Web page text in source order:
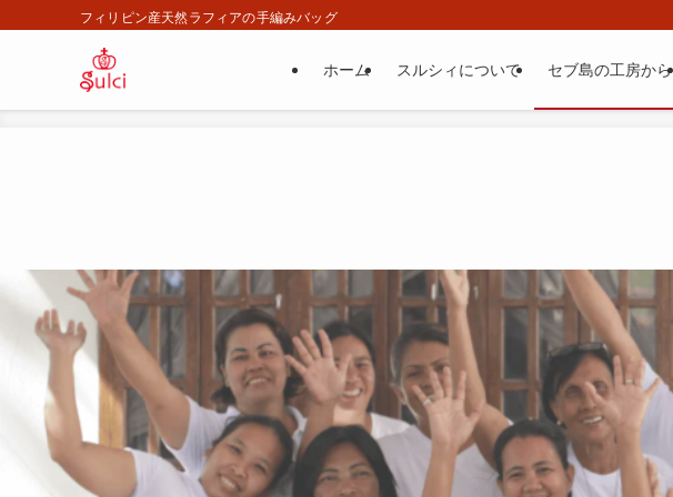
フィリピン産天然ラフィアの手編みバッグ
ホーム スルシィについて セブ島の工房から